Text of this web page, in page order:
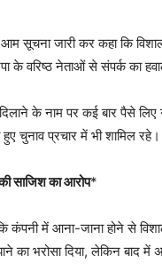
सूचना जारी कर कहा कि
के वरिष्ठ नेताओं से संपर्क का
के नाम पर कई बार पैसे
चुनाव प्रचार में भी शामिल
साजिश का आरोप*
कंपनी में आना-जाना होने से
का भरोसा दिया, लेकिन बाद